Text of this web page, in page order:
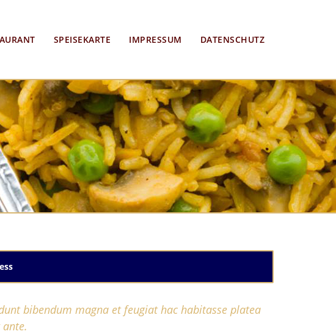
SPEISEKARTE IMPRESSUM DATENSCHUTZ
bibendum magna et feugiat hac habitasse platea